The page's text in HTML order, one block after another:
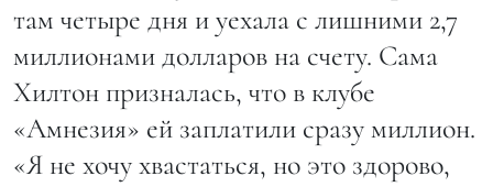
там четыре дня и уехала с лишними 2,7
миллионами долларов на счету. Сама
Хилтон призналась, что в клубе
«Амнезия» ей заплатили сразу миллион.
«Я не хочу хвастаться, но это здорово,